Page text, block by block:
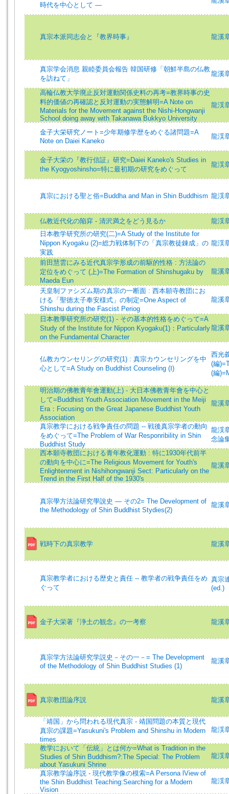
時代を中心として ―
真宗本派同志会と『教界時事』 龍溪
真宗学会消息 親睦委員会報告 韓国研修「朝鮮半島の仏教
を訪ねて」
龍溪
高輪仏教大学廃止反対運動関係史料の再考=教界時事の史
料的価値の再確認と反対運動の実態解明=A Note on
Materials for the Movement against the Nishi-Hongwanji
School doing away with Takanawa Bukkyo University
龍渓
金子大栄研究ノート=少年期修学歴をめぐる諸問題=A
Note on Daiei Kaneko
龍渓
金子大栄の『教行信証』研究=Daiei Kaneko's Studies in
the Kyogyoshinsho=特に最初期の研究をめぐって
龍渓
真宗における聖と俗=Buddha and Man in Shin Buddhism 龍渓
仏教近代化の陥穽 - 清沢満之をどう見るか
龍渓
日本教学研究所の研究(二)=A Study of the Institute for
Nippon Kyogaku (2)=総力戦体制下の「真宗教徒錬成」の
実践
龍渓
前田慧雲にみる近代真宗学形成の前駆的性格 : 方法論の
定位をめぐって (上)=The Formation of Shinshugaku by
Maeda Eun
龍溪
天皇制ファシズム期の真宗の一断面 : 西本願寺教団にお
ける「聖徳太子奉安様式」の制定=One Aspect of
Shinshu during the Fascist Periog
龍溪
日本教學研究所の研究(1) - その基本的性格をめぐって=A
Study of the Institute for Nippon Kyogaku(1)：Particularly
on the Fundamental Character
龍溪
仏教カウンセリングの研究(1) : 真宗カウンセリングを中
心として=A Study on Buddhist Counseling (Ⅰ)
西光
(編
(編
明治期の佛教青年會運動(上) - 大日本佛教青年會を中心と
して=Buddhist Youth Association Movement in the Meiji
Era：Focusing on the Great Japanese Buddhist Youth
Association
龍溪
真宗教学における戦争責任の問題 -- 戦後真宗学者の動向
をめぐって=The Problem of War Responribility in Shin
Buddhist Study
龍渓
念論
西本願寺教団における青年教化運動 : 特に1930年代前半
の動向を中心に=The Religious Movement for Youth's
Enlightenment in Nishihongwanji Sect: Particularly on the
Trend in the First Half of the 1930's
龍溪
真宗學方法論研究學說史 — その2= The Development of
the Methodology of Shin Buddhist Stydies(2)
龍溪
戦時下の真宗教学 龍溪
真宗教学者における歴史と責任 -- 教学者の戦争責任をめ
ぐって
真宗
(ed.)
金子大栄著『浄土の観念』の一考察 龍溪
真宗学方法論研究学説史－その一－= The Development
of the Methodology of Shin Buddhist Studies (1)
龍溪
真宗教団論序説 龍溪
「靖国」から問われる現代真宗 - 靖国問題の本質と現代
真宗の課題=Yasukuni's Problem and Shinshu in Modern
times
龍渓
教学において「伝統」とは何か=What is Tradition in the
Studies of Shin Buddhism?:The Special: The Problem
about Yasukuni Shrine
龍渓
真宗教学論序説 - 現代教学像の模索=A Persona lView of
the Shin Buddhist Teaching:Searching for a Modern
Vision
龍渓